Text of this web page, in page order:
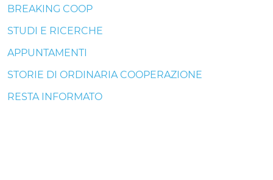
BREAKING COOP
STUDI E RICERCHE
APPUNTAMENTI
STORIE DI ORDINARIA COOPERAZIONE
RESTA INFORMATO